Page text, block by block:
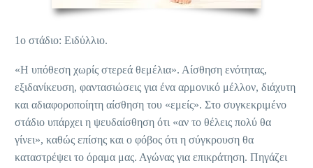
1ο στάδιο: Ειδύλλιο.
«H υπόθεση χωρίς στερεά θεμέλια». Αίσθηση ενότητας,
εξιδανίκευση, φαντασιώσεις για ένα αρμονικό μέλλον, διάχυτη
και αδιαφοροποίητη αίσθηση του «εμείς». Στο συγκεκριμένο
στάδιο υπάρχει η ψευδαίσθηση ότι «αν το θέλεις πολύ θα
γίνει», καθώς επίσης και ο φόβος ότι η σύγκρουση θα
καταστρέψει το όραμα μας. Αγώνας για επικράτηση. Πηγάζει